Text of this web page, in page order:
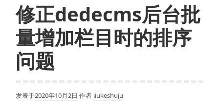
修正dedecms后台批
量增加栏目时的排序
问题
发表于2020年10月2日 作者 jiukeshuju